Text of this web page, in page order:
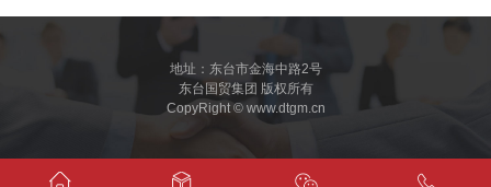
地址：东台市金海中路2号
东台国贸集团 版权所有
CopyRight © www.dtgm.cn